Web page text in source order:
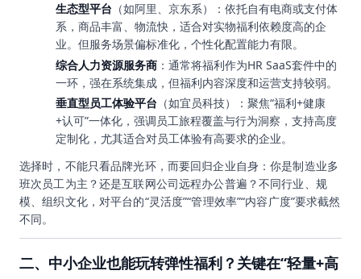
生态型平台 （如阿里、京东系）：依托自有电商或支付体
系，商品丰富、物流快，适合对实物福利依赖度高的企
业。但服务场景偏标准化，个性化配置能力有限。
综合人力资源服务商 ：通常将福利作为HR SaaS套件中的
一环，强在系统集成，但福利内容深度和运营支持较弱。
垂直型员工体验平台 （如宜员科技）：聚焦“福利+健康
+认可”一体化，强调员工旅程覆盖与行为洞察，支持高度
定制化，尤其适合对员工体验有高要求的企业。
选择时，不能只看品牌光环，而要回归企业自身：你是制造业多
班次员工为主？还是互联网公司远程办公普遍？不同行业、规
模、组织文化，对平台的“灵活度”“管理效率”“内容广度”要求截然
不同。
二、中小企业也能玩转弹性福利？关键在“轻量+高